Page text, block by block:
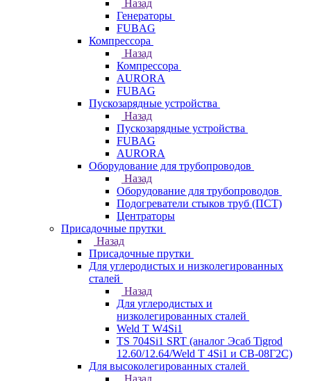
Назад
Генераторы
FUBAG
Компрессора
Назад
Компрессора
AURORA
FUBAG
Пускозарядные устройства
Назад
Пускозарядные устройства
FUBAG
AURORA
Оборудование для трубопроводов
Назад
Оборудование для трубопроводов
Подогреватели стыков труб (ПСТ)
Центраторы
Присадочные прутки
Назад
Присадочные прутки
Для углеродистых и низколегированных
сталей
Назад
Для углеродистых и
низколегированных сталей
Weld T W4Si1
TS 704Si1 SRT (аналог Эсаб Tigrod
12.60/12.64/Weld T 4Si1 и СВ-08Г2С)
Для высоколегированных сталей
Назад